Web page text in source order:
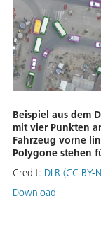
Beispiel aus dem
mit vier Punkten
Fahrzeug vorne
Polygone stehen
Credit: DLR (CC BY-
Download